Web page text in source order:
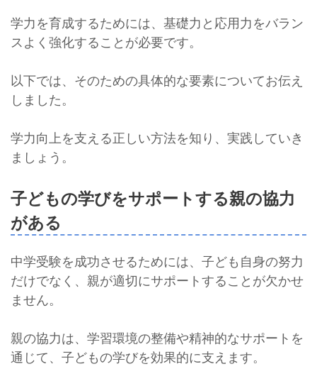
学力を育成するためには、基礎力と応用力をバラン
スよく強化することが必要です。
以下では、そのための具体的な要素についてお伝え
しました。
学力向上を支える正しい方法を知り、実践していき
ましょう。
子どもの学びをサポートする親の協力
がある
中学受験を成功させるためには、子ども自身の努力
だけでなく、親が適切にサポートすることが欠かせ
ません。
親の協力は、学習環境の整備や精神的なサポートを
通じて、子どもの学びを効果的に支えます。